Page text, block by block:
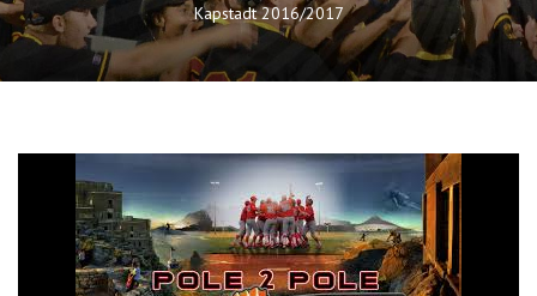
Kapstadt 2016/2017